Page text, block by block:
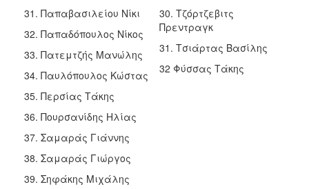
31. Παπαβασιλείου Νίκι
32. Παπαδόπουλος Νίκος
33. Πατεμτζής Μανώλης
34. Παυλόπουλος Κώστας
35. Περσίας Τάκης
36. Πουρσανίδης Ηλίας
37. Σαμαράς Γιάννης
38. Σαμαράς Γιώργος
39. Σηφάκης Μιχάλης
30. Τζόρτζεβιτς
Πρεντραγκ
31. Τσιάρτας Βασίλης
32 Φύσσας Τάκης